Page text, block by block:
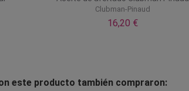
Clubman-Pinaud
16,20 €
este producto también compraron: